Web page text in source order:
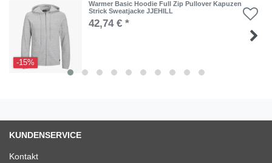
-15%
Warmer Basic Hoodie Full Zip Pullover Kapuzen
Strick Sweatjacke JJEHILL
42,74 € *
KUNDENSERVICE
Kontakt